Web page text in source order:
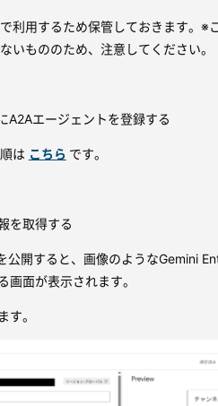
利用するため保管しておきます。※
いもののため、注意してください。
エージェントを登録する
は こちら です。
を取得する
公開すると、画像のようなGemini
画面が表示されます。
す。